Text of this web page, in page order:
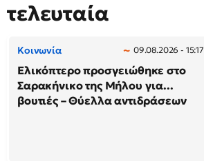
τελευταία
Κοινωνία 09.08.2026 - 15:17
Ελικόπτερο προσγειώθηκε στο
Σαρακήνικο της Μήλου για...
βουτιές – Θύελλα αντιδράσεων